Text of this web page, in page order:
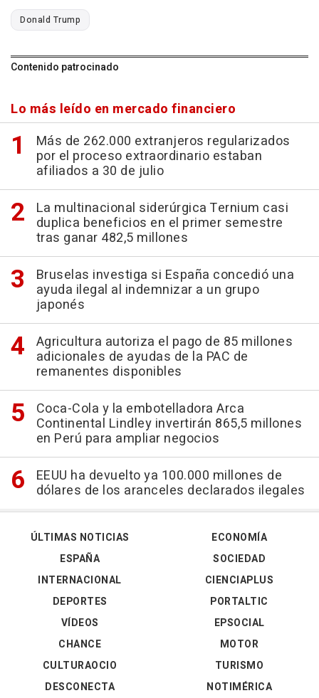
Donald Trump
Contenido patrocinado
Lo más leído en mercado financiero
Más de 262.000 extranjeros regularizados
por el proceso extraordinario estaban
afiliados a 30 de julio
La multinacional siderúrgica Ternium casi
duplica beneficios en el primer semestre
tras ganar 482,5 millones
Bruselas investiga si España concedió una
ayuda ilegal al indemnizar a un grupo
japonés
Agricultura autoriza el pago de 85 millones
adicionales de ayudas de la PAC de
remanentes disponibles
Coca-Cola y la embotelladora Arca
Continental Lindley invertirán 865,5 millones
en Perú para ampliar negocios
EEUU ha devuelto ya 100.000 millones de
dólares de los aranceles declarados ilegales
ÚLTIMAS NOTICIAS
ESPAÑA
INTERNACIONAL
DEPORTES
VÍDEOS
ECONOMÍA
SOCIEDAD
CIENCIAPLUS
PORTALTIC
EPSOCIAL
CHANCE
CULTURAOCIO
DESCONECTA
MOTOR
TURISMO
NOTIMÉRICA